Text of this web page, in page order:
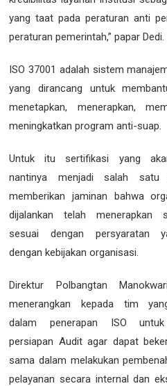
yang taat pada peraturan anti
peraturan pemerintah,” papar Dedi.
ISO 37001 adalah sistem
yang dirancang untuk
menetapkan, menerapkan,
meningkatkan program anti-suap.
Untuk itu sertifikasi yang
nantinya menjadi salah
memberikan jaminan bahwa
dijalankan telah menerapkan
sesuai dengan persyaratan
dengan kebijakan organisasi.
Direktur Polbangtan
menerangkan kepada tim
dalam penerapan ISO untuk
persiapan Audit agar dapat
sama dalam melakukan
pelayanan secara internal dan